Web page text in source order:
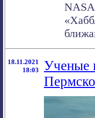
18.11.2021
18:03
Ученые